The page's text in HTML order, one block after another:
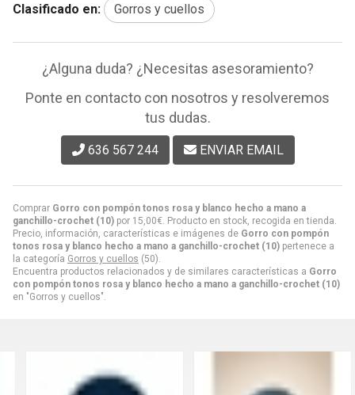
Comprar Gorro con pompón tonos rosa y blanco hecho a mano a
ganchillo-crochet (10) por 15,00€ . Producto en stock, recogida en tienda.
Precio, información, características e imágenes de Gorro con pompón
tonos rosa y blanco hecho a mano a ganchillo-crochet (10) pertenece a
la categoría Gorros y cuellos (50).
Encuentra productos relacionados y de similares características a Gorro
con pompón tonos rosa y blanco hecho a mano a ganchillo-crochet (10)
en "Gorros y cuellos".
Clasificado en: Gorros y cuellos
¿Alguna duda? ¿Necesitas asesoramiento?
Ponte en contacto con nosotros y resolveremos
tus dudas.
636 567 244 ENVIAR EMAIL